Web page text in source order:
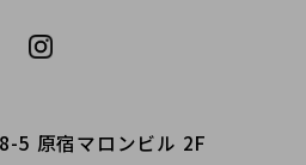
5 原宿マロンビル 2F